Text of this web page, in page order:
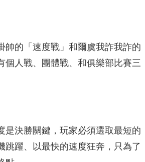
帥的「速度戰」和爾虞我詐我詐的
個人戰、團體戰、和俱樂部比賽三
是決勝關鍵，玩家必須選取最短的
跳躍、以最快的速度狂奔，只為了